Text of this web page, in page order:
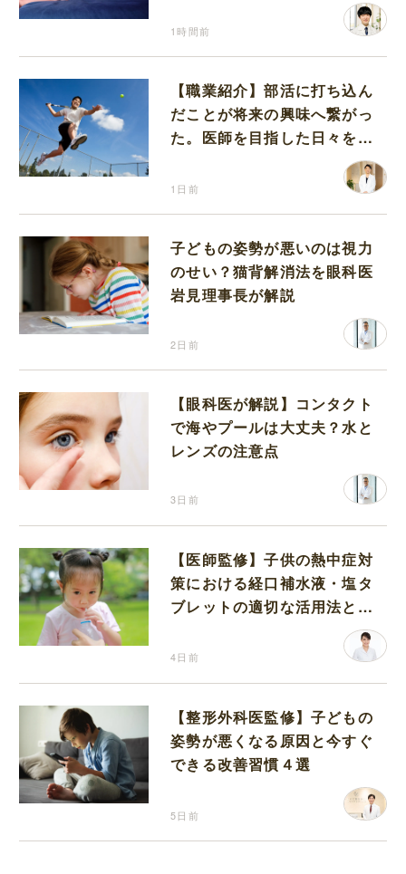
1時間前
【職業紹介】部活に打ち込ん
だことが将来の興味へ繋がっ
た。医師を目指した日々を振
1日前
子どもの姿勢が悪いのは視力
のせい？猫背解消法を眼科医
岩見理事長が解説
2日前
【眼科医が解説】コンタクト
で海やプールは大丈夫？水と
レンズの注意点
3日前
【医師監修】子供の熱中症対
策における経口補水液・塩タ
ブレットの適切な活用法と水
4日前
【整形外科医監修】子どもの
姿勢が悪くなる原因と今すぐ
できる改善習慣４選
5日前